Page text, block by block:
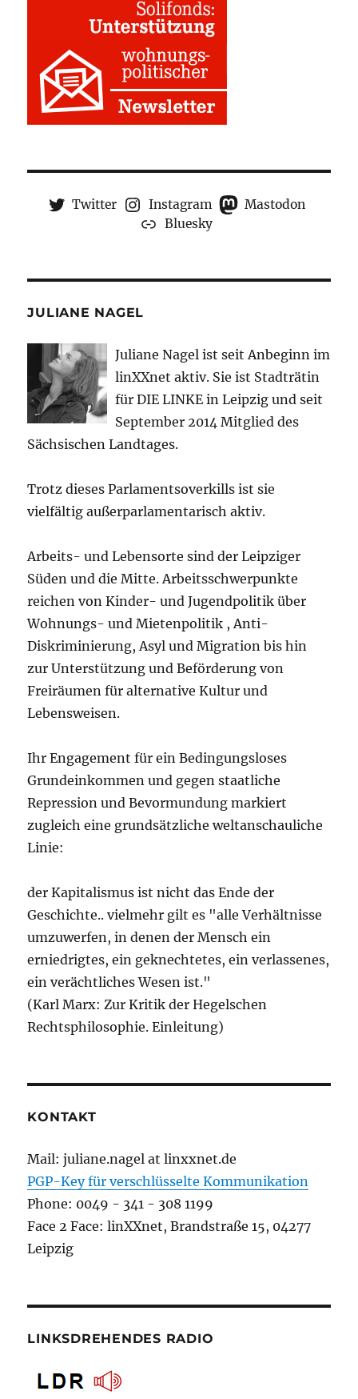
Twitter Instagram
Mastodon
Bluesky
JULIANE NAGEL
Juliane Nagel ist seitAnbeginn im
linXXnet aktiv. Sie ist Stadträtin
für DIE LINKE in Leipzig und seit
September 2014 Mitglied des
Sächsischen Landtages.
Trotz dieses Parlamentsoverkills ist sie
vielfältig außerparlamentarisch aktiv.
Arbeits- und Lebensorte sind der Leipziger
Süden und die Mitte. Arbeitsschwerpunkte
reichen von Kinder- und Jugendpolitik über
Wohnungs- und Mietenpolitik , Anti-
Diskriminierung, Asyl und Migration bis hin
zur Unterstützung und Beförderung von
Freiräumen für alternative Kultur und
Lebensweisen.
Ihr Engagement für ein Bedingungsloses
Grundeinkommen und gegen staatliche
Repression und Bevormundung markiert
zugleich eine grundsätzliche weltanschauliche
Linie:
der Kapitalismus ist nicht das Ende der
Geschichte.. vielmehr gilt es "alle Verhältnisse
umzuwerfen, in denen der Mensch ein
erniedrigtes, ein geknechtetes, ein verlassenes,
ein verächtliches Wesen ist."
(Karl Marx: Zur Kritik der Hegelschen
Rechtsphilosophie. Einleitung)
KONTAKT
Mail: juliane.nagel at linxxnet.de
PGP-Key für verschlüsselte Kommunikation
Phone: 0049 - 341 - 308 1199
Face 2 Face: linXXnet, Brandstraße 15, 04277
Leipzig
LINKSDREHENDES RADIO